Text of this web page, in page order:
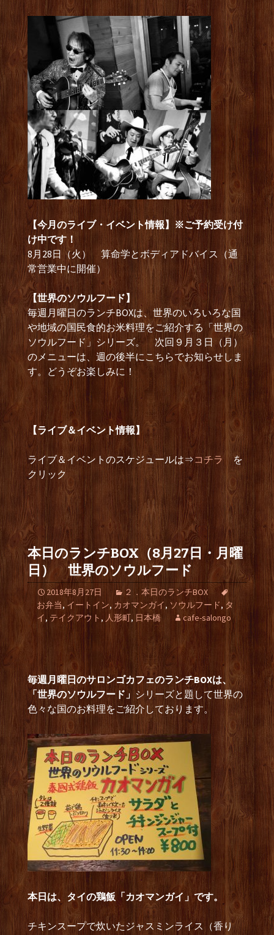
【今月のライブ・イベント情報】※ご予約受け付
け中です！
8月28日（火） 算命学とボディアドバイス（通
常営業中に開催）
【世界のソウルフード】
毎週月曜日のランチBOXは、世界のいろいろな国
や地域の国民食的お米料理をご紹介する「世界の
ソウルフード」シリーズ。 次回９月３日（月）
のメニューは、週の後半にこちらでお知らせしま
す。どうぞお楽しみに！
【ライブ＆イベント情報】
ライブ＆イベントのスケジュールは⇒コチラ を
クリック
本日のランチBOX（8月27日・月曜
日） 世界のソウルフード
2018年8月27日
２．本日のランチBOX
お弁当, イートイン, カオマンガイ, ソウルフード, タ
イ, テイクアウト , 人形町, 日本橋 cafe-salongo
毎週月曜日のサロンゴカフェのランチBOXは、
「世界のソウルフード」 シリーズと題して世界の
色々な国のお料理をご紹介しております。
本日は、タイの鶏飯「カオマンガイ」です。
チキンスープで炊いたジャスミンライス（香り